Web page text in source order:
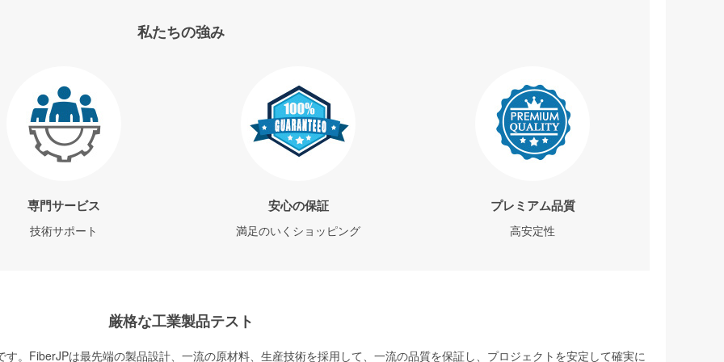
私たちの強み
専門サービス
技術サポート
安心の保証
満足のいくショッピング
プレミアム品質
高安定性
厳格な工業製品テスト
。FiberJPは最先端の製品設計、一流の原材料、生産技術を採用して、一流の品質を保証し、プロジェクトを安定して確実に